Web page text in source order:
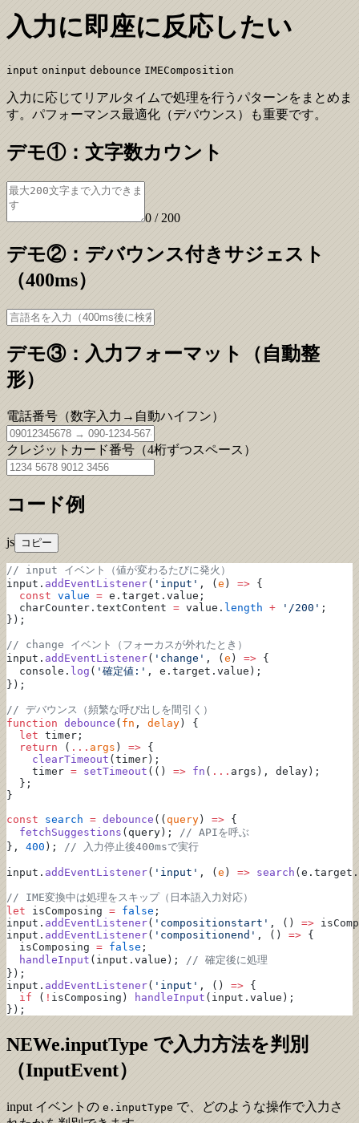
入力に即座に反応したい
input oninput debounce IMEComposition
入力に応じてリアルタイムで処理を行うパターンをまとめま
す。パフォーマンス最適化（デバウンス）も重要です。
デモ①：文字数カウント
0 / 200
デモ②：デバウンス付きサジェスト
（400ms）
デモ③：入力フォーマット（自動整
形）
電話番号（数字入力→自動ハイフン）
クレジットカード番号（4桁ずつスペース）
コード例
js コピー
// input イベント（値が変わるたびに発火）
input. addEventListener( 'input' , ( e ) => {
  const
value = e.target.value;
  charCounter.textContent
= value. length + '/200' ;
});
// change イベント（フォーカスが外れたとき）
input. addEventListener( 'change' , ( e ) => {
  console.
log ( '確定値:' , e.target.value);
});
// デバウンス（頻繁な呼び出しを間引く）
function debounce ( fn , delay ) {
  let
timer;
  return
( ... args ) => {
    clearTimeout
(timer);
    timer
= setTimeout (() => fn ( ... args), delay);
  };
}
const search = debounce (( query ) => {
  fetchSuggestions
(query); // APIを呼ぶ
}, 400 ); // 入力停止後400msで実行
input. addEventListener( 'input' , ( e ) => search
// IME変換中は処理をスキップ（日本語入力対応）
let isComposing = false ;
input. addEventListener( 'compositionstart' , () =>
input. addEventListener( 'compositionend' , () => {
  isComposing
= false ;
  handleInput
(input.value); // 確定後に処理
});
input. addEventListener( 'input' , () => {
  if
( ! isComposing) handleInput (input.value);
});
NEWe.inputType で入力方法を判別
（InputEvent）
input イベントの e.inputType で、どのような操作で入力さ